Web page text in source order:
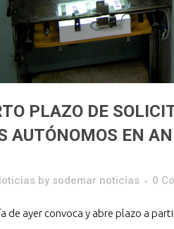
PLAZO DE
AUTÓNOMOS EN
by sodemar noticias 0
de ayer convoca y abre plazo a